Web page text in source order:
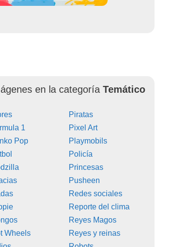
en la categoríaTemático
1
Pop
Wheels
Piratas
Pixel Art
Playmobils
Policía
Princesas
Pusheen
Redes sociales
Reporte del clima
Reyes Magos
Reyes y reinas